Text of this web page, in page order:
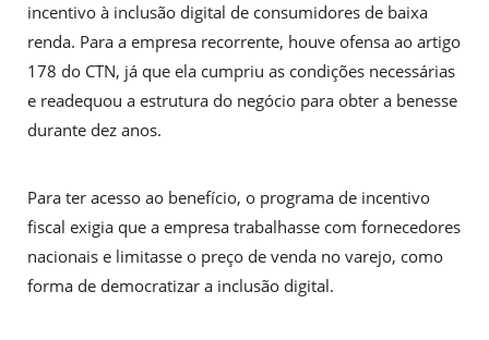
incentivo à inclusão digital de consumidores de baixa
renda. Para a empresa recorrente, houve ofensa ao artigo
178 do CTN, já que ela cumpriu as condições necessárias
e readequou a estrutura do negócio para obter a benesse
durante dez anos.
Para ter acesso ao benefício, o programa de incentivo
fiscal exigia que a empresa trabalhasse com fornecedores
nacionais e limitasse o preço de venda no varejo, como
forma de democratizar a inclusão digital.